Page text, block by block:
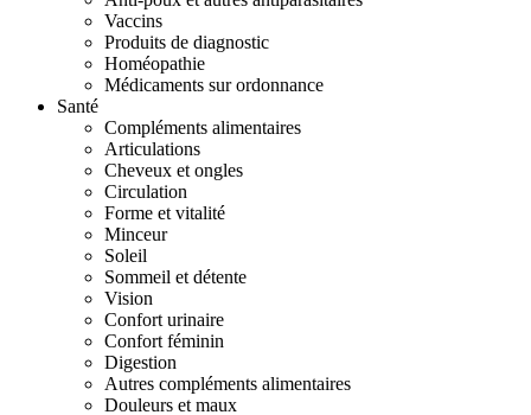
Vaccins
Produits de diagnostic
Homéopathie
Médicaments sur ordonnance
Santé
Compléments alimentaires
Articulations
Cheveux et ongles
Circulation
Forme et vitalité
Minceur
Soleil
Sommeil et détente
Vision
Confort urinaire
Confort féminin
Digestion
Autres compléments alimentaires
Douleurs et maux